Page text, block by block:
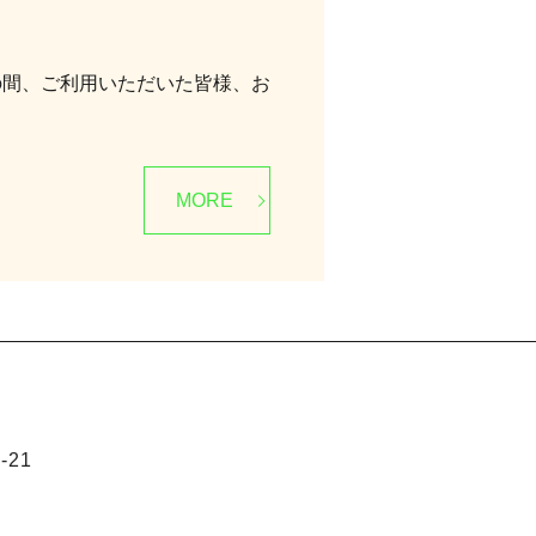
、ご利用いただいた皆様、お
MORE
21